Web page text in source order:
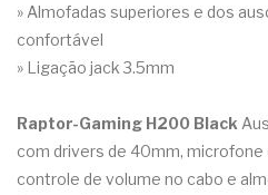
» Almofadas superiores e dos
confortável
» Ligação jack 3.5mm
Raptor-Gaming H200 Black
com drivers de 40mm,
controle de volume no cabo e